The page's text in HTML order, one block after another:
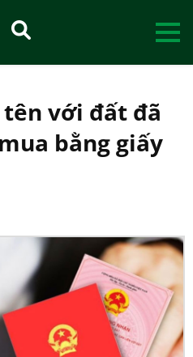
với đất đã
bằng giấy